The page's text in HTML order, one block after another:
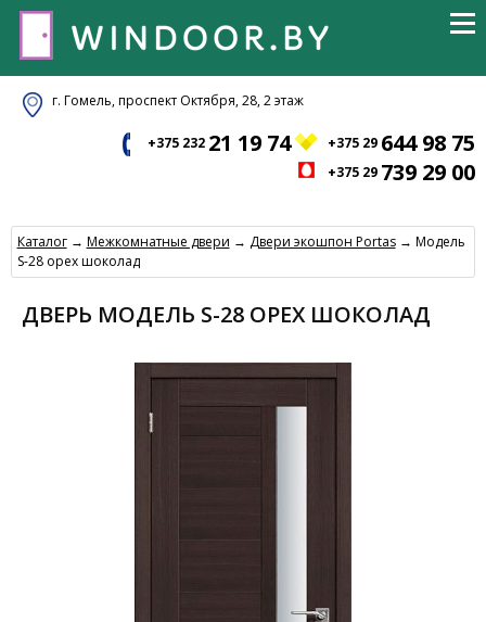
г. Гомель, проспект Октября, 28, 2 этаж
+375 232 21 19 74 +375 29 644 98 75
+375 29 739 29 00
Каталог→ Межкомнатные двери → Двери экошпон Portas→ Модель
S-28 орех шоколад
ДВЕРЬ МОДЕЛЬ S-28 ОРЕХ ШОКОЛАД